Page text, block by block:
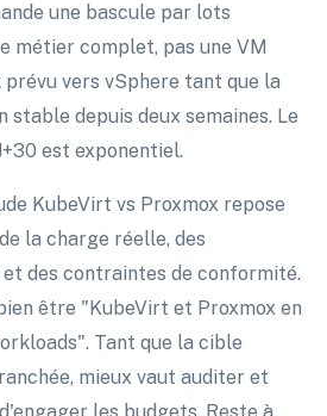
une bascule par lots
métier complet, pas une VM
vers vSphere tant que la
stable depuis deux semaines. Le
est exponentiel.
KubeVirt vs Proxmox repose
la charge réelle, des
des contraintes de conformité.
être "KubeVirt et Proxmox en
Tant que la cible
mieux vaut auditer et